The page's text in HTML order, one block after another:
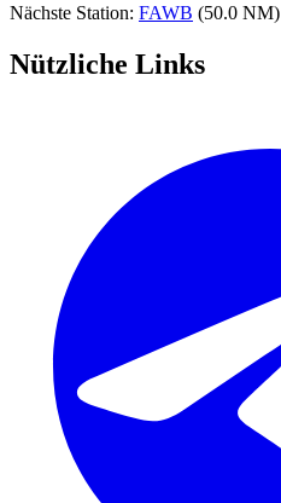
Nächste Station: FAWB (50.0 NM)
Nützliche Links